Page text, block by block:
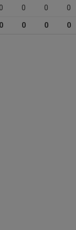
0 0
0
0 0 0 0